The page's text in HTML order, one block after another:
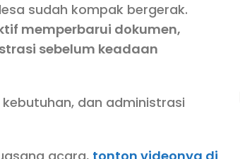
sudah kompak bergerak.
memperbarui dokumen,
sebelum keadaan
dan administrasi